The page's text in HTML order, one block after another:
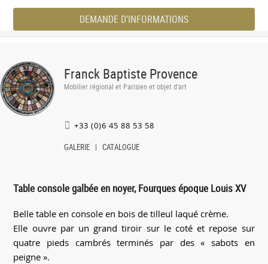
DEMANDE D'INFORMATIONS
Franck Baptiste Provence
Mobilier régional et Parisien et objet d'art
+33 (0)6 45 88 53 58
GALERIE CATALOGUE
Table console galbée en noyer, Fourques époque Louis XV
Belle table en console en bois de tilleul laqué crème.
Elle ouvre par un grand tiroir sur le coté et repose sur
quatre pieds cambrés terminés par des « sabots en
peigne ».